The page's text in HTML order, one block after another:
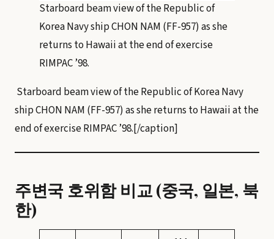
Starboard beam view of the Republic of
Korea Navy ship CHON NAM (FF-957) as she
returns to Hawaii at the end of exercise
RIMPAC ’98.
Starboard beam view of the Republic of Korea Navy
ship CHON NAM (FF-957) as she returns to Hawaii at the
end of exercise RIMPAC ’98.[/caption]
주변국 호위함 비교 (중국, 일본, 북
한)